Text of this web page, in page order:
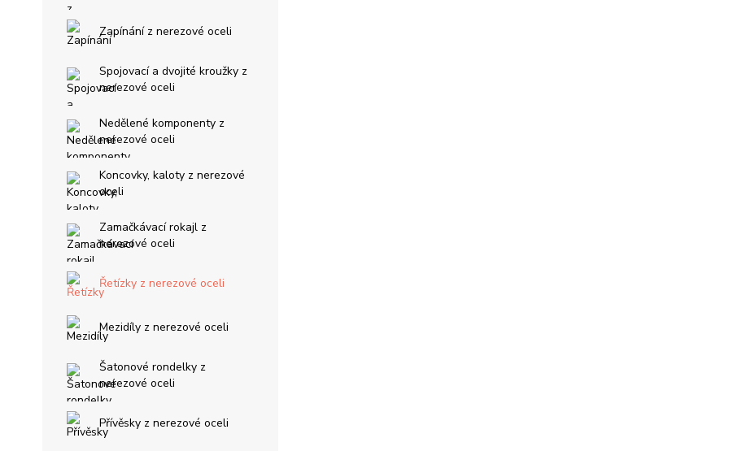
Zapínání z nerezové oceli
Spojovací a dvojité kroužky z
nerezové oceli
Nedělené komponenty z
nerezové oceli
Koncovky, kaloty z nerezové
oceli
Zamačkávací rokajl z
nerezové oceli
Řetízky z nerezové oceli
Mezidíly z nerezové oceli
Šatonové rondelky z
nerezové oceli
Přívěsky z nerezové oceli